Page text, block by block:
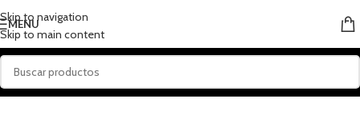
Skip to navigation
Skip to main content
MENU